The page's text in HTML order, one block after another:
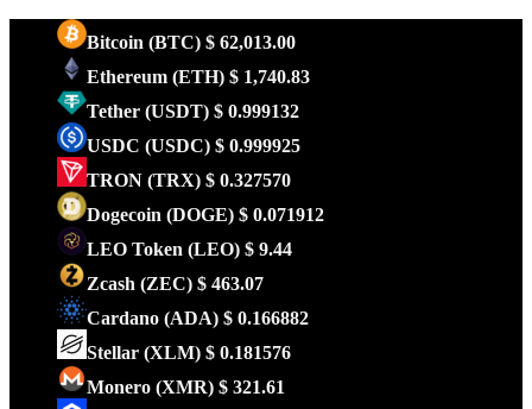
Bitcoin (BTC) $ 62,013.00
Ethereum (ETH) $ 1,740.83
Tether (USDT) $ 0.999132
USDC (USDC) $ 0.999925
TRON (TRX) $ 0.327570
Dogecoin (DOGE) $ 0.071912
LEO Token (LEO) $ 9.44
Zcash (ZEC) $ 463.07
Cardano (ADA) $ 0.166882
Stellar (XLM) $ 0.181576
Monero (XMR) $ 321.61